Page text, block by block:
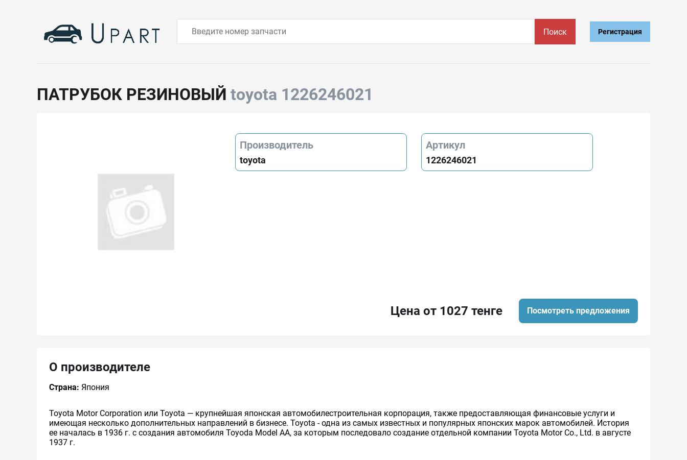
Поиск Регистрация
ПАТРУБОК РЕЗИНОВЫЙ toyota 1226246021
Производитель
toyota
Артикул
1226246021
Цена от 1027 тенге Посмотреть предложения
О производителе
Страна: Япония
Toyota Motor Corporation или Toyota — крупнейшая японская автомобилестроительная корпорация, также предоставляющая финансовые услуги и
имеющая несколько дополнительных направлений в бизнесе. Toyota - одна из самых известных и популярных японских марок автомобилей. История
ее началась в 1936 г. с создания автомобиля Toyoda Model AA, за которым последовало создание отдельной компании Toyota Motor Co., Ltd. в августе
1937 г.